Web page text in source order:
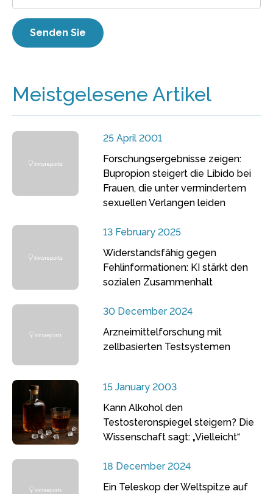
Meistgelesene Artikel
25 April 2001
Forschungsergebnisse zeigen:
Bupropion steigert die Libido bei
Frauen, die unter vermindertem
sexuellen Verlangen leiden
13 February 2025
Widerstandsfähig gegen
Fehlinformationen: KI stärkt den
sozialen Zusammenhalt
30 December 2024
Arzneimittelforschung mit
zellbasierten Testsystemen
15 January 2003
Kann Alkohol den
Testosteronspiegel steigern? Die
Wissenschaft sagt: „Vielleicht“
18 December 2024
Ein Teleskop der Weltspitze auf